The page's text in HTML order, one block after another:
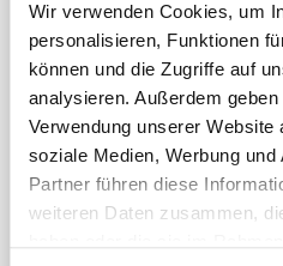
Wir verwenden Cookies, um
personalisieren, Funktionen
können und die Zugriffe auf
analysieren. Außerdem
Verwendung unserer Website
soziale Medien, Werbung
Partner führen diese
weiteren Daten zusammen,
THE
OF